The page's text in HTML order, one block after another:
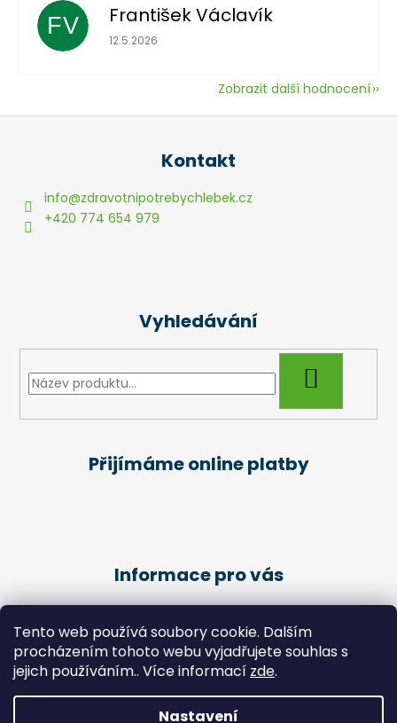
Tento web používá soubory cookie. Dalším
procházením tohoto webu vyjadřujete souhlas s
jejich používáním.. Více informací zde.
Nastavení
FV František Václavík
Hodnocení obchodu je 5 z 5 hvězdiček.
12.5.2026
Zobrazit další hodnocení
Z
Kontakt
info@zdravotnipotrebychlebek.cz
+420 774 654 979
Vyhledávání
Přijímáme online platby
Informace pro vás
Podmínky ochrany osobních údajů
Kariéra
Péče o klienty - Pedikúra